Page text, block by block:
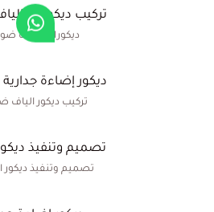
ديكورات الياف
تركيب ديكور الياف
تصميم وتنفيذ ديكور